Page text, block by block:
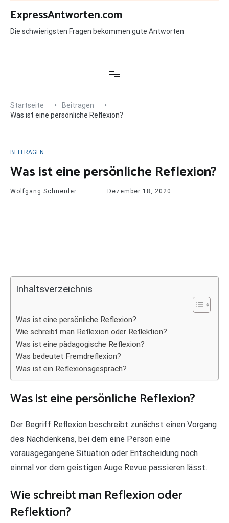
Zum
Inhalt
springen
ExpressAntworten.com
Die schwierigsten Fragen bekommen gute Antworten
Startseite
Beitragen
Was ist eine persönliche Reflexion?
BEITRAGEN
Was ist eine persönliche Reflexion?
Wolfgang Schneider Dezember 18, 2020
Inhaltsverzeichnis
Was ist eine persönliche Reflexion?
Wie schreibt man Reflexion oder Reflektion?
Was ist eine pädagogische Reflexion?
Was bedeutet Fremdreflexion?
Was ist ein Reflexionsgespräch?
Was ist eine persönliche Reflexion?
Der Begriff Reflexion beschreibt zunächst einen Vorgang
des Nachdenkens, bei dem eine Person eine
vorausgegangene Situation oder Entscheidung noch
einmal vor dem geistigen Auge Revue passieren lässt.
Wie schreibt man Reflexion oder
Reflektion?